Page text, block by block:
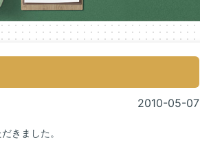
2010-05-07
きました。